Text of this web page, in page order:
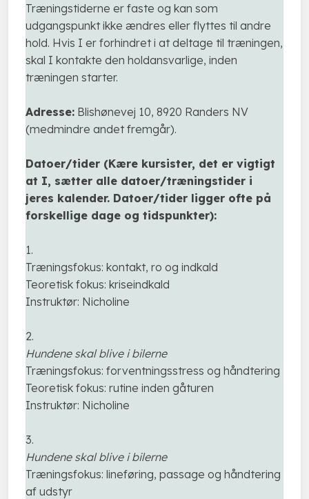
Træningstiderne er faste og kan som
udgangspunkt ikke ændres eller flyttes til andre
hold. Hvis I er forhindret i at deltage til træningen,
skal I kontakte den holdansvarlige, inden
træningen starter.
​Adresse:Blishønevej 10, 8920 Randers NV
(medmindre andet fremgår).
Datoer/tider (Kære kursister, det er vigtigt
at I, sætter alle datoer/træningstider i
jeres kalender. Datoer/tider ligger ofte på
forskellige dage og tidspunkter):
​​1.
Træningsfokus: kontakt, ro og indkald
​Teoretisk fokus: kriseindkald
Instruktør: Nicholine
​2.
Hundene skal blive i bilerne
Træningsfokus: forventningsstress og håndtering
​Teoretisk fokus: rutine inden gåturen
Instruktør: Nicholine
3.
Hundene skal blive i bilerne
Træningsfokus: lineføring, passage og håndtering
af udstyr